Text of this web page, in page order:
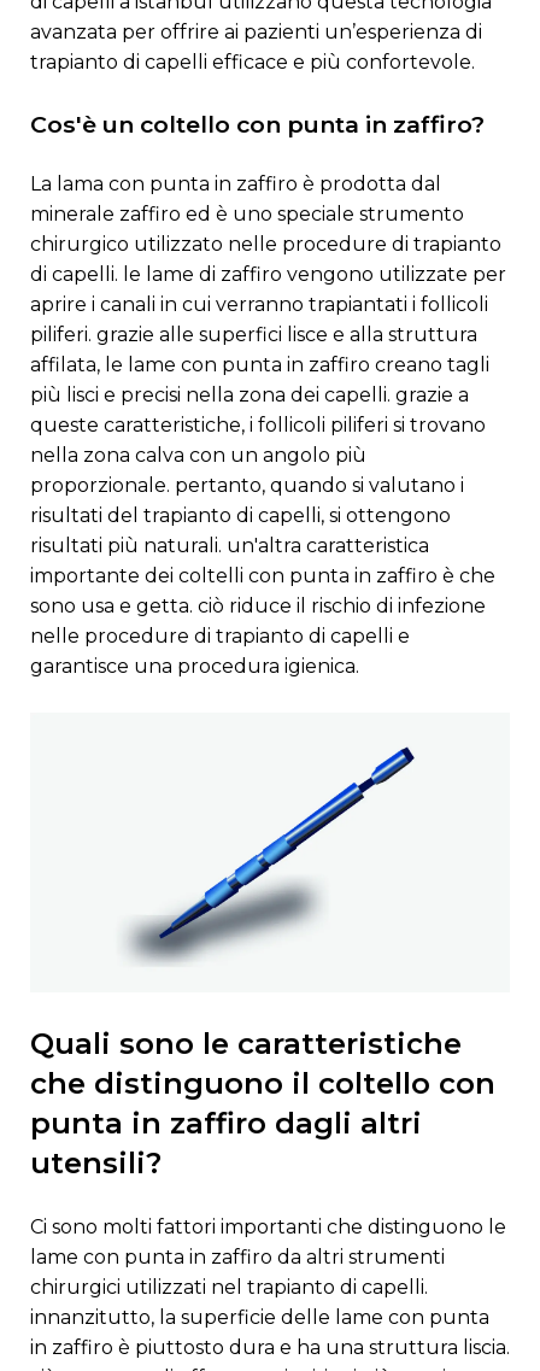
avanzata per offrire ai pazienti un’esperienza di
trapianto di capelli efficace e più confortevole.
cos'è un coltello con punta in zaffiro?
la lama con punta in zaffiro è prodotta dal
minerale zaffiro ed è uno speciale strumento
chirurgico utilizzato nelle procedure di trapianto
di capelli. le lame di zaffiro vengono utilizzate per
aprire i canali in cui verranno trapiantati i follicoli
piliferi. grazie alle superfici lisce e alla struttura
affilata, le lame con punta in zaffiro creano tagli
più lisci e precisi nella zona dei capelli. grazie a
queste caratteristiche, i follicoli piliferi si trovano
nella zona calva con un angolo più
proporzionale. pertanto, quando si valutano i
risultati del trapianto di capelli, si ottengono
risultati più naturali. un'altra caratteristica
importante dei coltelli con punta in zaffiro è che
sono usa e getta. ciò riduce il rischio di infezione
nelle procedure di trapianto di capelli e
garantisce una procedura igienica.
quali sono le caratteristiche
che distinguono il coltello con
punta in zaffiro dagli altri
utensili?
ci sono molti fattori importanti che distinguono le
lame con punta in zaffiro da altri strumenti
chirurgici utilizzati nel trapianto di capelli.
innanzitutto, la superficie delle lame con punta
in zaffiro è piuttosto dura e ha una struttura liscia.